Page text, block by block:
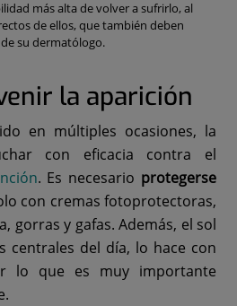
más alta de volver a sufrirlo, al
de ellos, que también deben
su dermatólogo.
la aparición
en múltiples ocasiones, la
con eficacia contra el
. Es necesario protegerse
con cremas fotoprotectoras,
gorras y gafas. Además, el sol
centrales del día, lo hace con
lo que es muy importante